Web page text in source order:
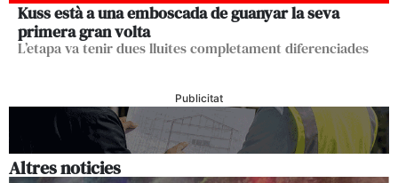
Kuss està a una emboscada de guanyar la seva
primera gran volta
L’etapa va tenir dues lluites completament diferenciades
Publicitat
Altres noticies